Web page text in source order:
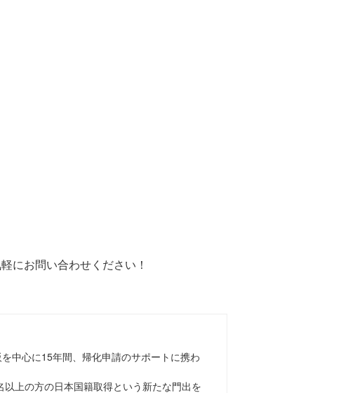
にお問い合わせください！
中心に15年間、帰化申請のサポートに携わ
上の方の日本国籍取得という新たな門出を